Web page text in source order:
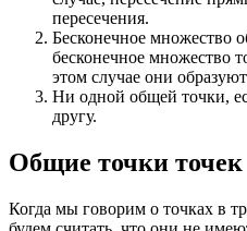
пересечения.
Бесконечное множество
бесконечное множество
этом случае они
Ни одной общей точки,
другу.
Общие точки точек
Когда мы говорим о точках в